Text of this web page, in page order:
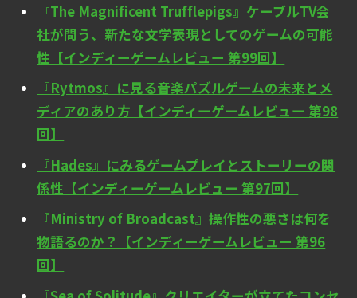
『The Magnificent Trufflepigs』ケーブルTV会
社が問う、新たな文学表現としてのゲームの可能
性【インディーゲームレビュー 第99回】
『Rytmos』に見る音楽パズルゲームの未来とメ
ディアのあり方【インディーゲームレビュー 第98
回】
『Hades』にみるゲームプレイとストーリーの関
係性【インディーゲームレビュー 第97回】
『Ministry of Broadcast』操作性の悪さは何を
物語るのか？【インディーゲームレビュー 第96
回】